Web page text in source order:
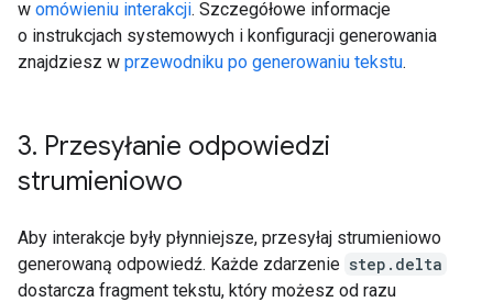
w omówieniu interakcji. Szczegółowe informacje
o instrukcjach systemowych i konfiguracji generowania
znajdziesz w przewodniku po generowaniu tekstu.
3. Przesyłanie odpowiedzi
strumieniowo
Aby interakcje były płynniejsze, przesyłaj strumieniowo
generowaną odpowiedź. Każde zdarzenie step.delta
dostarcza fragment tekstu, który możesz od razu